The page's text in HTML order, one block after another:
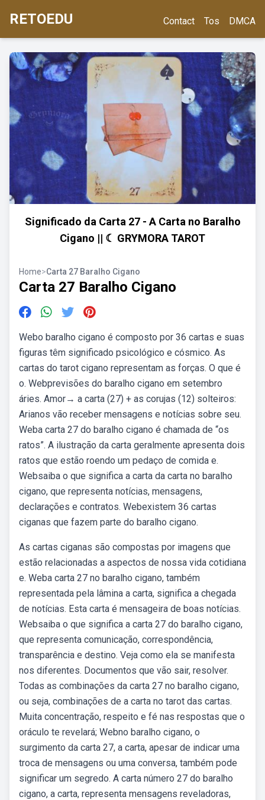
RETOEDU Contact Tos DMCA
Significado da Carta 27 - A Carta no Baralho
Cigano || ☾ GRYMORA TAROT
Home>Carta 27 Baralho Cigano
Carta 27 Baralho Cigano
Webo baralho cigano é composto por 36 cartas e suas
figuras têm significado psicológico e cósmico. As
cartas do tarot cigano representam as forças. O que é
o. Webprevisões do baralho cigano em setembro
áries. Amor→ a carta (27) + as corujas (12) solteiros:
Arianos vão receber mensagens e notícias sobre seu.
Weba carta 27 do baralho cigano é chamada de “os
ratos”. A ilustração da carta geralmente apresenta dois
ratos que estão roendo um pedaço de comida e.
Websaiba o que significa a carta da carta no baralho
cigano, que representa notícias, mensagens,
declarações e contratos. Webexistem 36 cartas
ciganas que fazem parte do baralho cigano.
As cartas ciganas são compostas por imagens que
estão relacionadas a aspectos de nossa vida cotidiana
e. Weba carta 27 no baralho cigano, também
representada pela lâmina a carta, significa a chegada
de notícias. Esta carta é mensageira de boas notícias.
Websaiba o que significa a carta 27 do baralho cigano,
que representa comunicação, correspondência,
transparência e destino. Veja como ela se manifesta
nos diferentes. Documentos que vão sair, resolver.
Todas as combinações da carta 27 no baralho cigano,
ou seja, combinações de a carta no tarot das cartas.
Muita concentração, respeito e fé nas respostas que o
oráculo te revelará; Webno baralho cigano, o
surgimento da carta 27, a carta, apesar de indicar uma
troca de mensagens ou uma conversa, também pode
significar um segredo. A carta número 27 do baralho
cigano, a carta, representa mensagens reveladoras,